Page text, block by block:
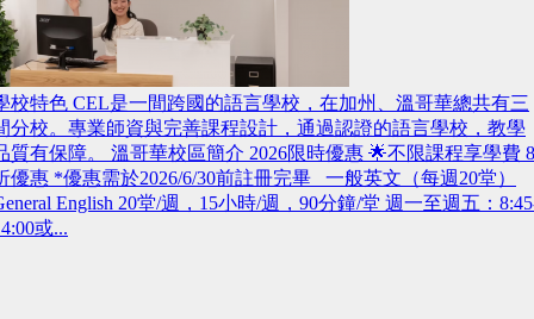
校特色 CEL是一間跨國的語言學校，在加州、溫哥華總共有三
分校。專業師資與完善課程設計，通過認證的語言學校，教學
質有保障。 溫哥華校區簡介 2026限時優惠 🌟不限課程享學費 8
優惠 *優惠需於2026/6/30前註冊完畢 一般英文（每週20堂）
English 20堂/週，15小時/週，90分鐘/堂 週一至週五：
或...